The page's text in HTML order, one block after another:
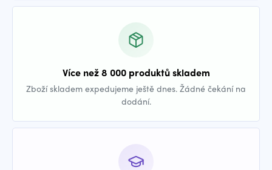
Více než 8 000 produktů skladem
Zboží skladem expedujeme ještě dnes. Žádné čekání na
dodání.